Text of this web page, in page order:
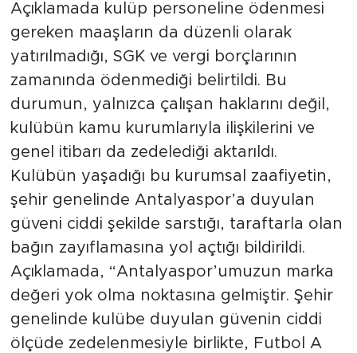
Açıklamada kulüp personeline ödenmesi
gereken maaşların da düzenli olarak
yatırılmadığı, SGK ve vergi borçlarının
zamanında ödenmediği belirtildi. Bu
durumun, yalnızca çalışan haklarını değil,
kulübün kamu kurumlarıyla ilişkilerini ve
genel itibarı da zedelediği aktarıldı.
Kulübün yaşadığı bu kurumsal zaafiyetin,
şehir genelinde Antalyaspor’a duyulan
güveni ciddi şekilde sarstığı, taraftarla olan
bağın zayıflamasına yol açtığı bildirildi.
Açıklamada, “Antalyaspor’umuzun marka
değeri yok olma noktasına gelmiştir. Şehir
genelinde kulübe duyulan güvenin ciddi
ölçüde zedelenmesiyle birlikte, Futbol A